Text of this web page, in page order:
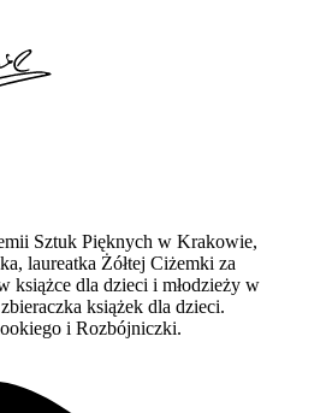
Sztuk Pięknych w Krakowie,
laureatka Żółtej Ciżemki za
książce dla dzieci i młodzieży w
książek dla dzieci.
i Rozbójniczki.